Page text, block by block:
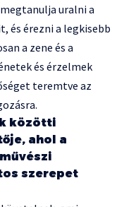
uralni a
és érezni a legkisebb
a zene és a
és érzelmek
teremtve az
közötti
ahol a
szerepet